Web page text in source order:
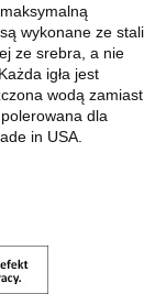
wykonane ze stali
ze srebra, a nie
igła jest
wodą zamiast
dla
in USA.